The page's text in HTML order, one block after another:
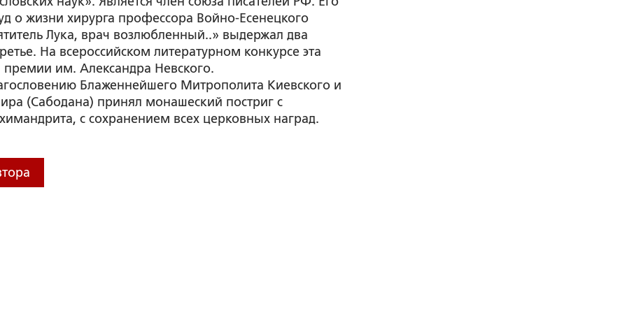
о жизни хирурга профессора Войно-Есенецкого
Лука, врач возлюбленный..» выдержал два
На всероссийском литературном конкурсе эта
премии им. Александра Невского.
Блаженнейшего Митрополита Киевского и
(Сабодана) принял монашеский постриг с
с сохранением всех церковных наград.